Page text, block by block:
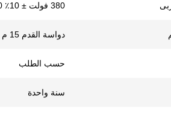
380 فولت ± 10٪ 50 هرتز 3 مراحل
دواسة القدم 15 م كابل
حسب الطلب
سنة واحدة